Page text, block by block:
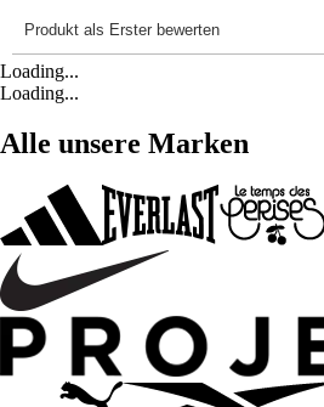
Loading...
Loading...
Alle unsere Marken